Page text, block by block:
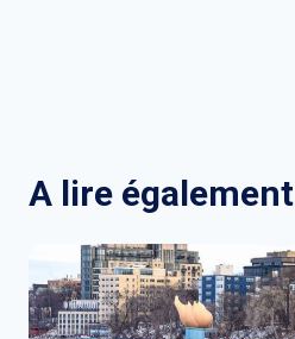
A lire également